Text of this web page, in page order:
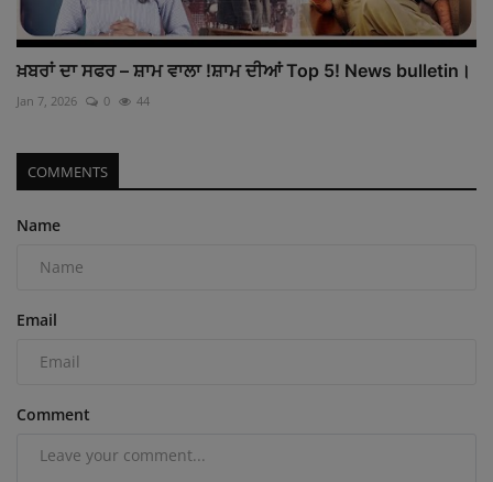
ਖ਼ਬਰਾਂ ਦਾ ਸਫਰ – ਸ਼ਾਮ ਵਾਲਾ !ਸ਼ਾਮ ਦੀਆਂ Top 5! News bulletin।
Jan 7, 2026 0 44
COMMENTS
Name
Email
Comment